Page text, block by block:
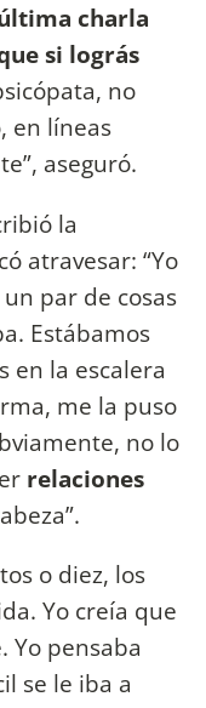
charla
si lográs
no
en líneas
aseguró.
la
atravesar: “Yo
par de cosas
Estábamos
en la escalera
me la puso
no lo
relaciones
o diez, los
Yo creía que
Yo pensaba
se le iba a